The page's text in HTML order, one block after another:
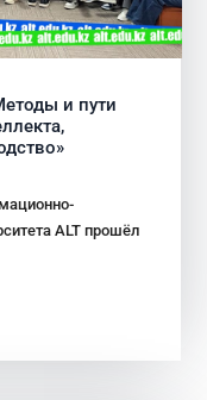
и пути
ALT прошёл